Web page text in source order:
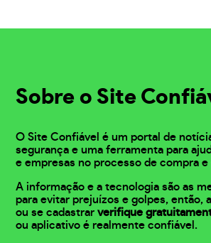
Sobre o Site
O Site Confiável é um portal de
segurança e uma ferramenta para
e empresas no processo de compra e
A informação e a tecnologia são as
para evitar prejuízos e golpes, então,
ou se cadastrarverifique
ou aplicativo é realmente confiável.